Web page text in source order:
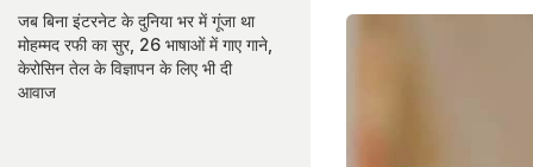
जब बिना इंटरनेट के दुनिया भर में गूंजा था
मोहम्मद रफी का सुर, 26 भाषाओं में गाए गाने,
केरोसिन तेल के विज्ञापन के लिए भी दी
आवाज